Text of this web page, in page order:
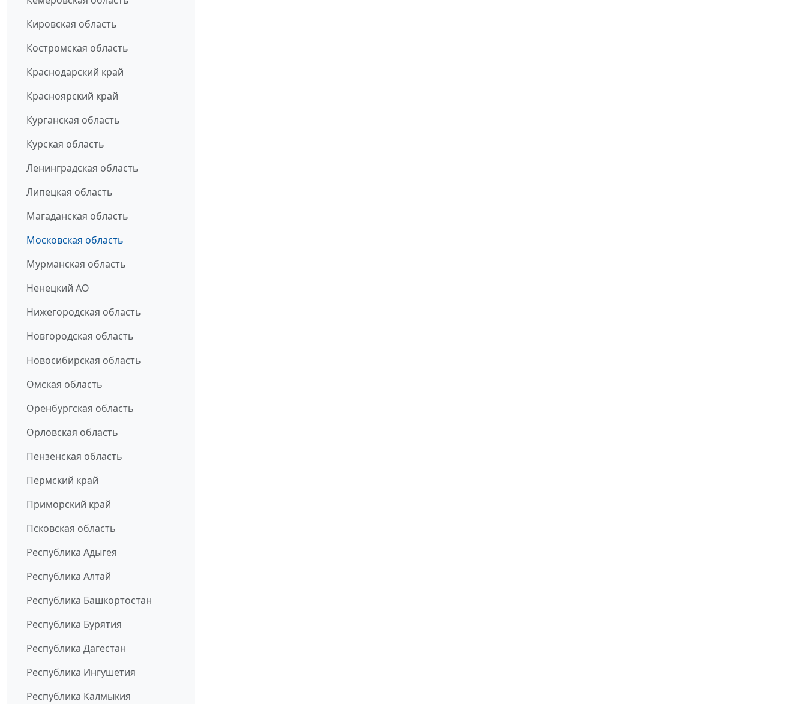
Кировская область
Костромская область
Краснодарский край
Красноярский край
Курганская область
Курская область
Ленинградская область
Липецкая область
Магаданская область
Московская область
Мурманская область
Ненецкий АО
Нижегородская область
Новгородская область
Новосибирская область
Омская область
Оренбургская область
Орловская область
Пензенская область
Пермский край
Приморский край
Псковская область
Республика Адыгея
Республика Алтай
Республика Башкортостан
Республика Бурятия
Республика Дагестан
Республика Ингушетия
Республика Калмыкия